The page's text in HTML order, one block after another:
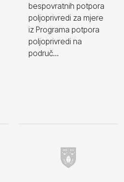
bespovratnih potpora
poljoprivredi za mjere
iz Programa potpora
poljoprivredi na
područ...